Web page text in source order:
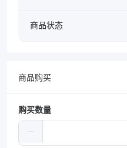
商品状态
商品购买
购买数量